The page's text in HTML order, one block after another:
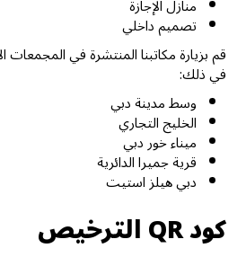
منازل الإجازة
تصميم داخلي
قم بزيارة مكاتبنا المنتشرة في
في ذلك:
وسط مدينة دبي
الخليج التجاري
ميناء خور دبي
قرية جميرا الدائرية
دبي هيلز استيت
كود QR الترخيص